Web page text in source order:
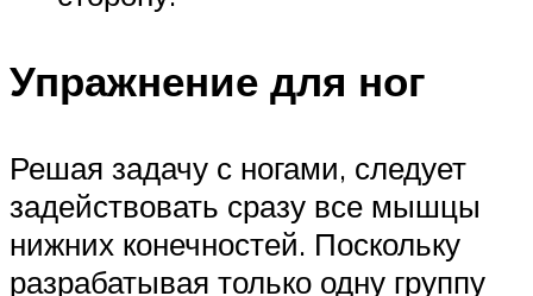
Упражнение для ног
Решая задачу с ногами, следует
задействовать сразу все мышцы
нижних конечностей. Поскольку
разрабатывая только одну группу